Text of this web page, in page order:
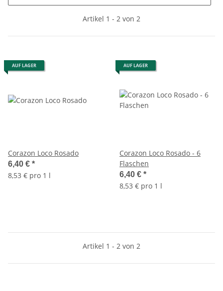
Artikel 1 - 2 von 2
AUF LAGER
Corazon Loco Rosado
6,40 € *
8,53 € pro 1 l
AUF LAGER
Corazon Loco Rosado - 6
Flaschen
6,40 € *
8,53 € pro 1 l
Artikel 1 - 2 von 2